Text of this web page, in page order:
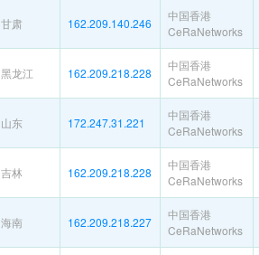
甘肃 162.209.140.246
中国香港
CeRaNetworks
黑龙江 162.209.218.228
中国香港
CeRaNetworks
山东 172.247.31.221
中国香港
CeRaNetworks
吉林 162.209.218.228
中国香港
CeRaNetworks
海南 162.209.218.227
中国香港
CeRaNetworks